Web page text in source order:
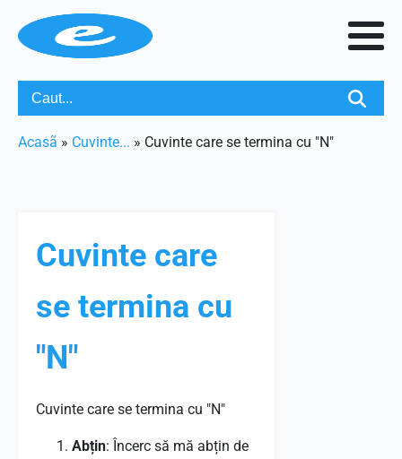
Acasã » Cuvinte... » Cuvinte care se termina cu "N"
Cuvinte care
se termina cu
"N"
Cuvinte care se termina cu "N"
Abțin: Încerc să mă abțin de